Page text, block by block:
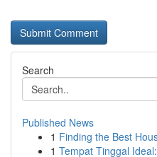
Search
Published News
1 Finding the Best
1 Tempat Tinggal